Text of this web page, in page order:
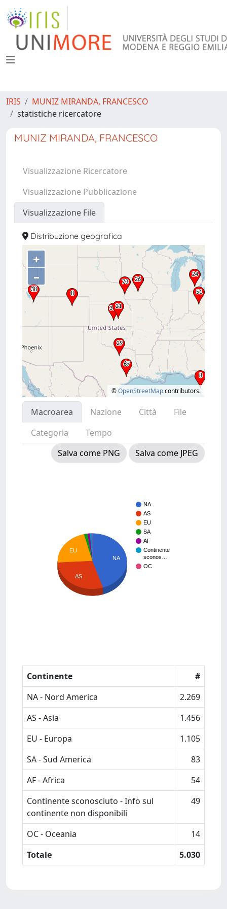
IRIS
MUNIZ MIRANDA, FRANCESCO
statistiche ricercatore
MUNIZ MIRANDA, FRANCESCO
Visualizzazione Ricercatore
Visualizzazione Pubblicazione
Visualizzazione File
Distribuzione geografica
+
–
©OpenStreetMapcontributors.
Macroarea Nazione Città
File
Categoria
Tempo
Salva come PNG
Salva come JPEG
NA
AS
EU
SA
AF
Continente
sconos…
OC
NA
EU
AS
Continente
#
NA - Nord America
2.269
AS - Asia
1.456
EU - Europa
1.105
SA - Sud America
83
AF - Africa
54
Continente sconosciuto - Info sul
continente non disponibili
49
OC - Oceania
14
Totale
5.030